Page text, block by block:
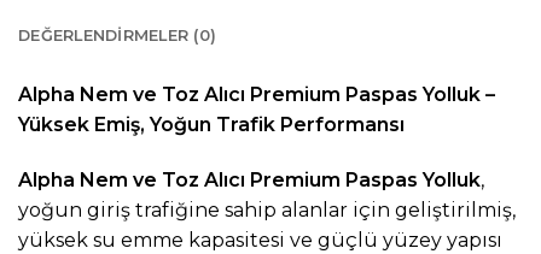
DEĞERLENDIRMELER (0)
Alpha Nem ve Toz Alıcı Premium Paspas Yolluk –
Yüksek Emiş, Yoğun Trafik Performansı
Alpha Nem ve Toz Alıcı Premium Paspas Yolluk,
yoğun giriş trafiğine sahip alanlar için geliştirilmiş,
yüksek su emme kapasitesi ve güçlü yüzey yapısı